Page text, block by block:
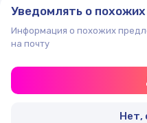
Уведомлять о
Информация о похожих
на почту
Нет,